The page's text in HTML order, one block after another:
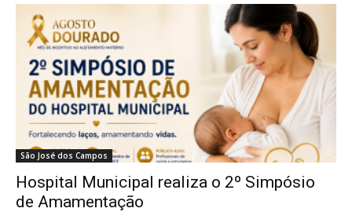
São José dos Campos
Hospital Municipal realiza o 2º Simpósio
de Amamentação